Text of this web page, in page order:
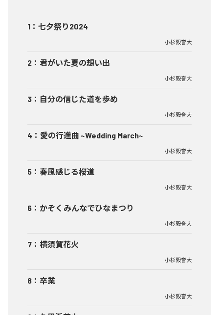
1 ： 七夕祭り2024
小杉毅誉大
2 ： 君がいた夏の想い出
小杉毅誉大
3 ： 自分の信じた道を歩め
小杉毅誉大
4 ： 愛の行進曲 ~Wedding March~
小杉毅誉大
5 ： 春風感じる桜道
小杉毅誉大
6 ： かぞくみんなでひなまつり
小杉毅誉大
7 ： 横須賀花火
小杉毅誉大
8 ： 卒業
小杉毅誉大